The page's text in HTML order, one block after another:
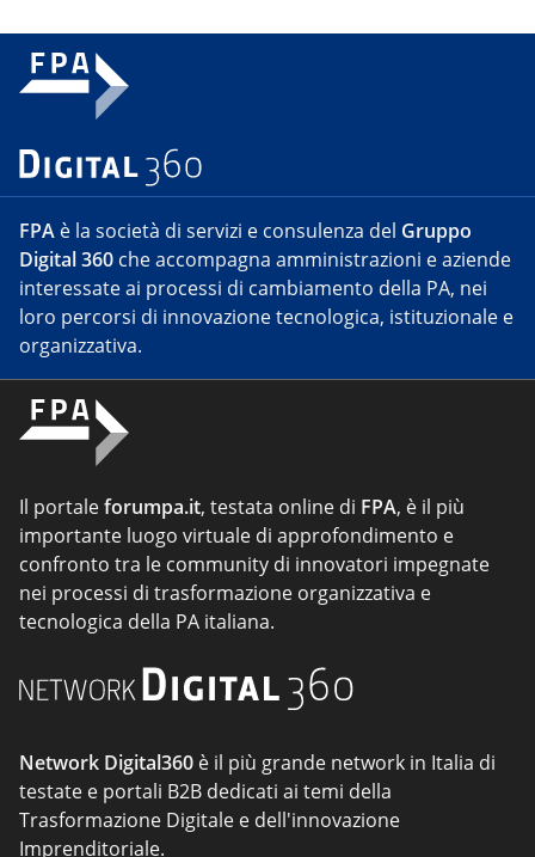
FPA è la società di servizi e consulenza del Gruppo
Digital 360 che accompagna amministrazioni e aziende
interessate ai processi di cambiamento della PA, nei
loro percorsi di innovazione tecnologica, istituzionale e
organizzativa.
Il portaleforumpa.it, testata online di FPA, è il più
importante luogo virtuale di approfondimento e
confronto tra le community di innovatori impegnate
nei processi di trasformazione organizzativa e
tecnologica della PA italiana.
Network Digital360 è il più grande network in Italia di
testate e portali B2B dedicati ai temi della
Trasformazione Digitale e dell'innovazione
Imprenditoriale.